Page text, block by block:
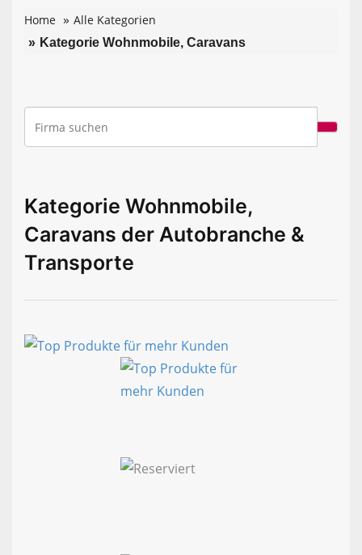
Home Alle Kategorien
Kategorie Wohnmobile, Caravans
Kategorie Wohnmobile,
Caravans der Autobranche &
Transporte